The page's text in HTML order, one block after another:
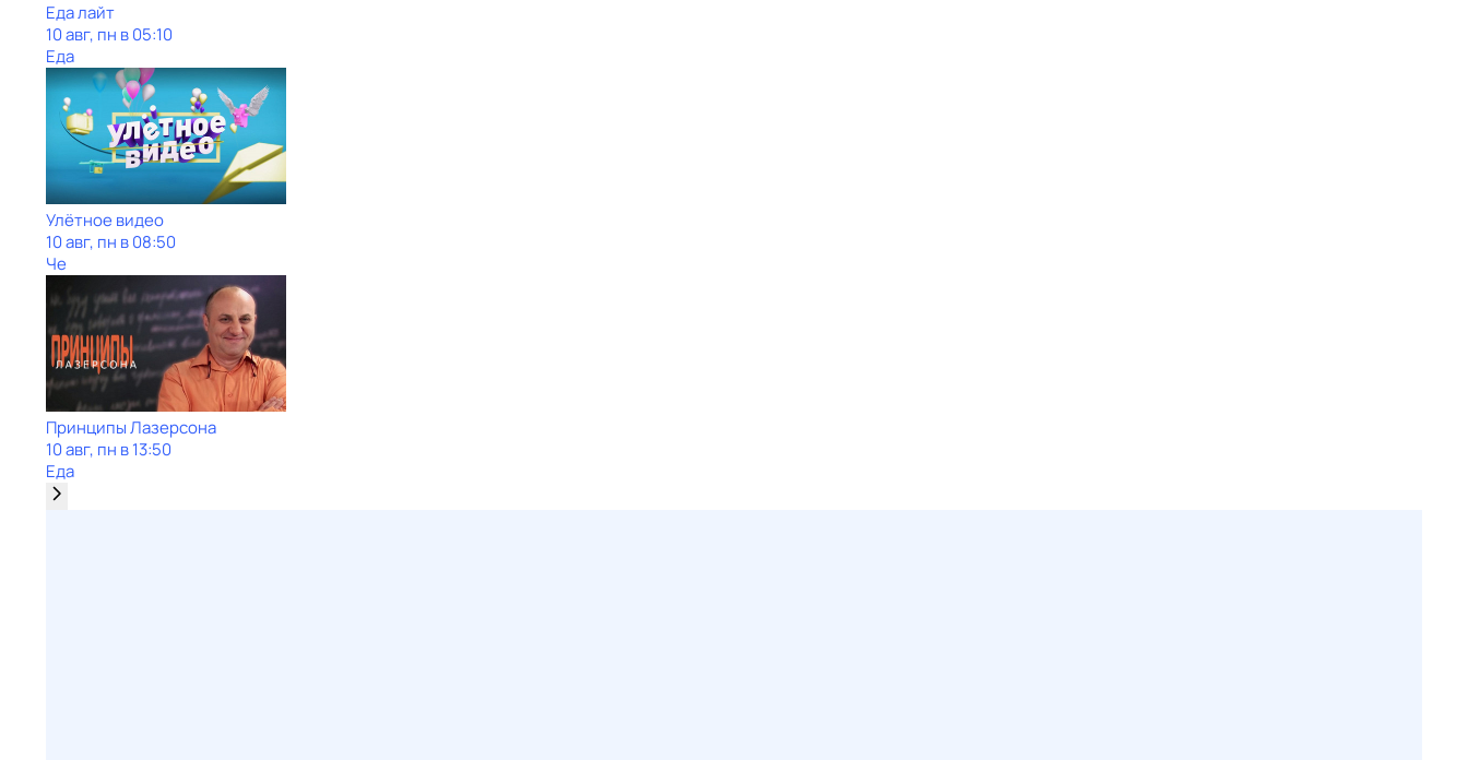
Еда лайт
10 авг, пн в 05:10
Еда
Улётное видео
10 авг, пн в 08:50
Че
Принципы Лазерсона
10 авг, пн в 13:50
Еда